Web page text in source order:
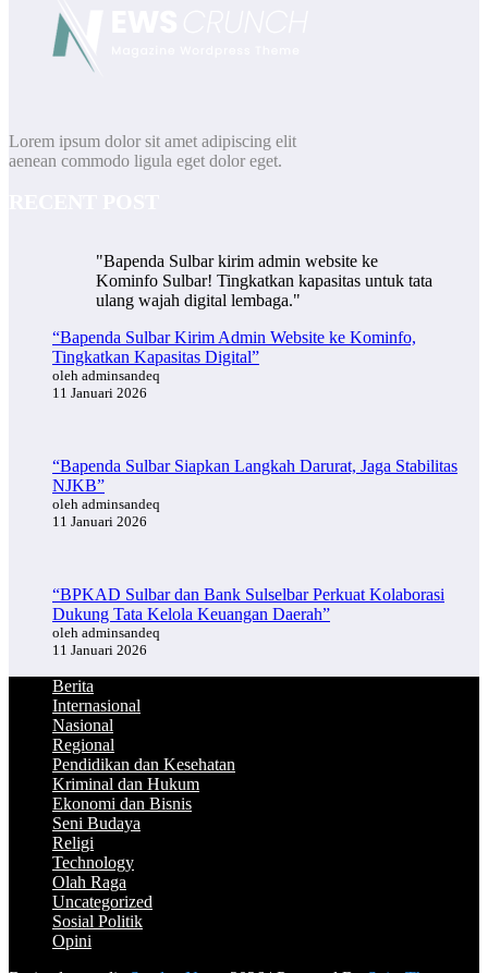
Lorem ipsum dolor sit amet adipiscing elit
aenean commodo ligula eget dolor eget.
"Bapenda Sulbar kirim admin website ke
Kominfo Sulbar! Tingkatkan kapasitas untuk tata
ulang wajah digital lembaga."
“Bapenda Sulbar Kirim Admin Website ke Kominfo,
Tingkatkan Kapasitas Digital”
oleh adminsandeq
11 Januari 2026
“Bapenda Sulbar Siapkan Langkah Darurat, Jaga Stabilitas
NJKB”
oleh adminsandeq
11 Januari 2026
“BPKAD Sulbar dan Bank Sulselbar Perkuat Kolaborasi
Dukung Tata Kelola Keuangan Daerah”
oleh adminsandeq
11 Januari 2026
Berita
Internasional
Nasional
Regional
Pendidikan dan Kesehatan
Kriminal dan Hukum
Ekonomi dan Bisnis
Seni Budaya
Religi
Technology
Olah Raga
Uncategorized
Sosial Politik
Opini